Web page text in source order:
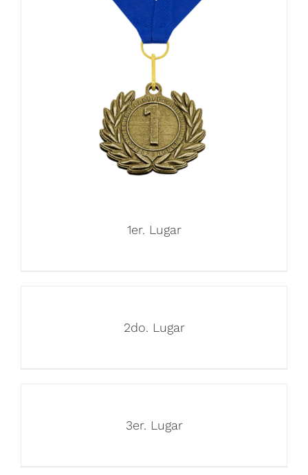
1er. Lugar
2do. Lugar
3er. Lugar